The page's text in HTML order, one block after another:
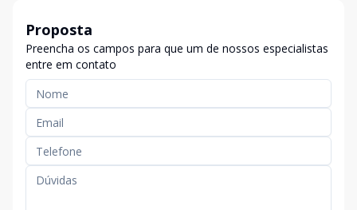
Proposta
Preencha os campos para que um de nossos especialistas
entre em contato